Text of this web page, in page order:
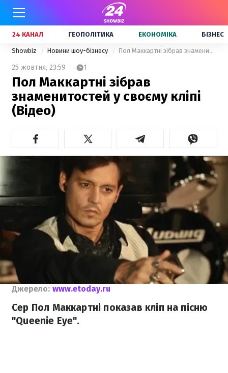
24 КАНАЛ ГЕОПОЛІТИКА ЕКОНОМІКА БІЗНЕС
Showbiz Новини шоу-бізнесу Пол Маккартні зібрав знаменитостей у своєму кліпі (Відео)
25 жовтня, 23:59 1
Пол Маккартні зібрав
знаменитостей у своєму кліпі
(Відео)
Джерело: www.etoday.ru
Сер Пол Маккартні показав кліп на пісню
"Queenie Eye".